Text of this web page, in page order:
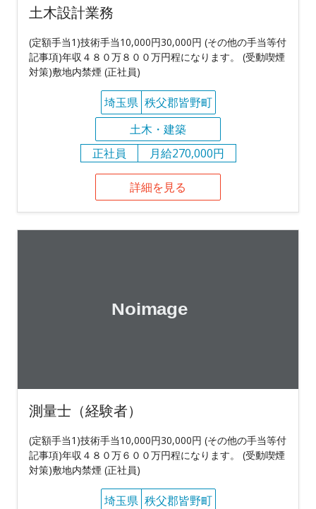
土木設計業務
(定額手当1)技術手当10,000円30,000円 (その他の手当等付
記事項)年収４８０万８００万円程になります。 (受動喫煙
対策)敷地内禁煙 (正社員)
埼玉県 秩父郡皆野町
土木・建築
正社員
月給270,000円
詳細を見る
測量士（経験者）
(定額手当1)技術手当10,000円30,000円 (その他の手当等付
記事項)年収４８０万６００万円程になります。 (受動喫煙
対策)敷地内禁煙 (正社員)
埼玉県 秩父郡皆野町